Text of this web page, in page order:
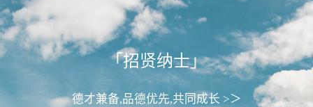
「招贤纳士」
德才兼备,品德优先,共同成长 >＞